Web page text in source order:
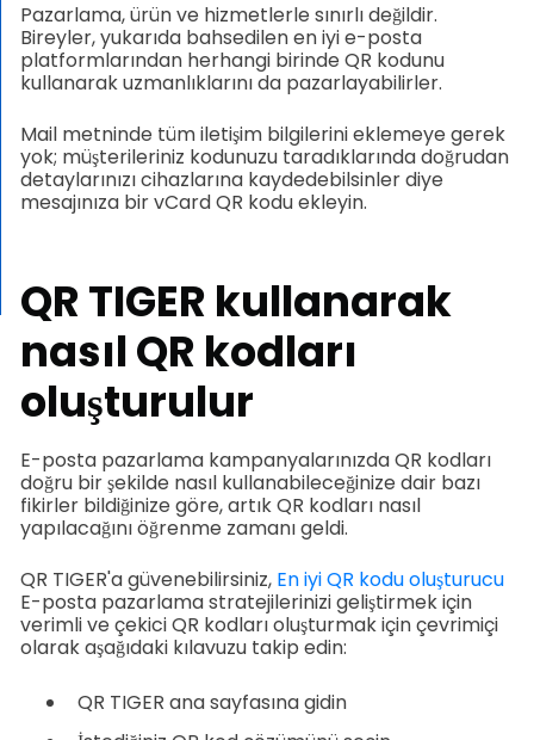
Pazarlama, ürün ve hizmetlerle sınırlı değildir.
Bireyler, yukarıda bahsedilen en iyi e-posta
platformlarından herhangi birinde QR kodunu
kullanarak uzmanlıklarını da pazarlayabilirler.
Mail metninde tüm iletişim bilgilerini eklemeye gerek
yok; müşterileriniz kodunuzu taradıklarında doğrudan
detaylarınızı cihazlarına kaydedebilsinler diye
mesajınıza bir vCard QR kodu ekleyin.
QR TIGER kullanarak
nasıl QR kodları
oluşturulur
E-posta pazarlama kampanyalarınızda QR kodları
doğru bir şekilde nasıl kullanabileceğinize dair bazı
fikirler bildiğinize göre, artık QR kodları nasıl
yapılacağını öğrenme zamanı geldi.
QR TIGER'a güvenebilirsiniz, En iyi QR kodu oluşturucu
E-posta pazarlama stratejilerinizi geliştirmek için
verimli ve çekici QR kodları oluşturmak için çevrimiçi
olarak aşağıdaki kılavuzu takip edin:
QR TIGER ana sayfasına gidin